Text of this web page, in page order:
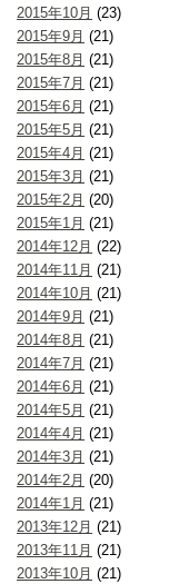
2015年10月 (23)
2015年9月 (21)
2015年8月 (21)
2015年7月 (21)
2015年6月 (21)
2015年5月 (21)
2015年4月 (21)
2015年3月 (21)
2015年2月 (20)
2015年1月 (21)
2014年12月 (22)
2014年11月 (21)
2014年10月 (21)
2014年9月 (21)
2014年8月 (21)
2014年7月 (21)
2014年6月 (21)
2014年5月 (21)
2014年4月 (21)
2014年3月 (21)
2014年2月 (20)
2014年1月 (21)
2013年12月 (21)
2013年11月 (21)
2013年10月 (21)